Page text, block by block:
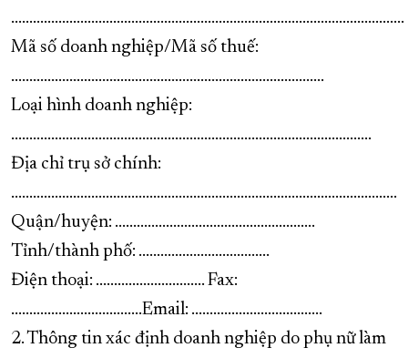
............................................................................................................
Mã số doanh nghiệp/Mã số thuế:
......................................................................................
Loại hình doanh nghiệp:
...................................................................................................
Địa chỉ trụ sở chính:
..........................................................................................................
Quận/huyện: .......................................................
Tỉnh/thành phố: ....................................
Điện thoại: .............................. Fax:
....................................Email: ....................................
2. Thông tin xác định doanh nghiệp do phụ nữ làm